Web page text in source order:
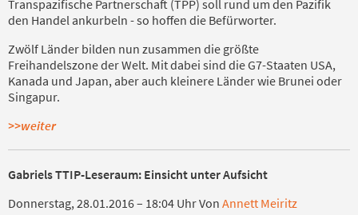
Transpazifische Partnerschaft (TPP) soll rund um den Pazifik
den Handel ankurbeln - so hoffen die Befürworter.
Zwölf Länder bilden nun zusammen die größte
Freihandelszone der Welt. Mit dabei sind die G7-Staaten USA,
Kanada und Japan, aber auch kleinere Länder wie Brunei oder
Singapur.
>>weiter
Gabriels TTIP-Leseraum: Einsicht unter Aufsicht
Donnerstag, 28.01.2016 – 18:04 Uhr Von Annett Meiritz